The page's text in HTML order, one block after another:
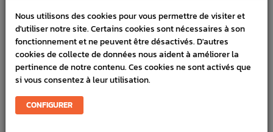
SCHÉMA CONSTRUCTEUR
Marque :
SUBARU
Référence :1076
En stock :12
FICHE TECHNIQUE
Nous utilisons des cookies pour vous permettre de visiter et
d'utiliser notre site. Certains cookies sont nécessaires à son
fonctionnement et ne peuvent être désactivés. D'autres
cookies de collecte de données nous aident à améliorer la
pertinence de notre contenu. Ces cookies ne sont activés que
si vous consentez à leur utilisation.
CONFIGURER